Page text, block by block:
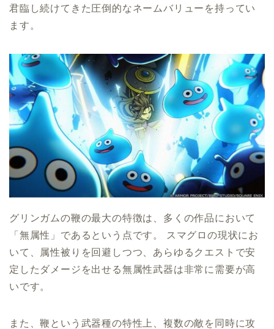
君臨し続けてきた圧倒的なネームバリューを持ってい
ます。
グリンガムの鞭の最大の特徴は、多くの作品において
「無属性」であるという点です。 スマグロの現状にお
いて、属性被りを回避しつつ、あらゆるクエストで安
定したダメージを出せる無属性武器は非常に需要が高
いです。
また、鞭という武器種の特性上、複数の敵を同時に攻